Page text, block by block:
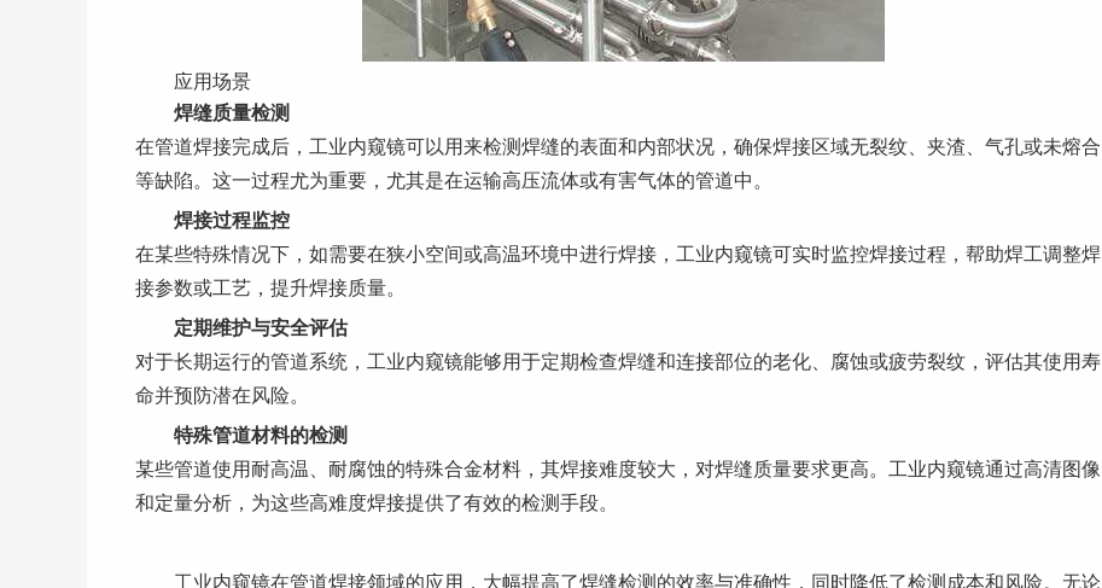
应用场景
焊缝质量检测
在管道焊接完成后，工业内窥镜可以用来检测焊缝的表面和内部状况，确保焊接区域无裂纹、夹渣、气孔或未熔合
等缺陷。这一过程尤为重要，尤其是在运输高压流体或有害气体的管道中。
焊接过程监控
在某些特殊情况下，如需要在狭小空间或高温环境中进行焊接，工业内窥镜可实时监控焊接过程，帮助焊工调整焊
接参数或工艺，提升焊接质量。
定期维护与安全评估
对于长期运行的管道系统，工业内窥镜能够用于定期检查焊缝和连接部位的老化、腐蚀或疲劳裂纹，评估其使用寿
命并预防潜在风险。
特殊管道材料的检测
某些管道使用耐高温、耐腐蚀的特殊合金材料，其焊接难度较大，对焊缝质量要求更高。工业内窥镜通过高清图像
和定量分析，为这些高难度焊接提供了有效的检测手段。
工业内窥镜在管道焊接领域的应用，大幅提高了焊缝检测的效率与准确性，同时降低了检测成本和风险。无论